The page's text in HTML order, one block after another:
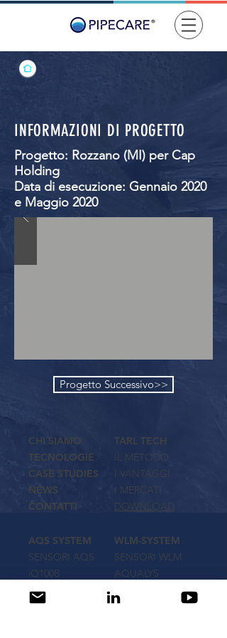
INFORMAZIONI DI PROGETTO
Progetto: Rozzano (MI) per Cap
Holding
Data di esecuzione: Gennaio 2020
e Maggio 2020
Progetto Successivo>>
CHI SIAMO
TECNOLOGIE
CASE STUDIES
NEWS
CONTATTI
TARL TECH
IL METODO
I VANTAGGI
I MERCATI
DOWNLOAD
AQS SYSTEM
SENSORI AQS
iQ100B
VIDEO
DOWNLOAD
WLM-SYSTEM
SENSORI WLM
AQUALYS